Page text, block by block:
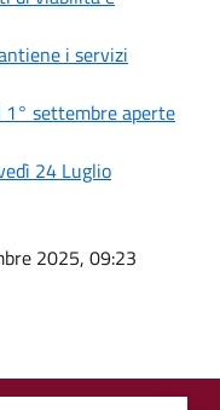
i servizi
settembre aperte
24 Luglio
2025, 09:23